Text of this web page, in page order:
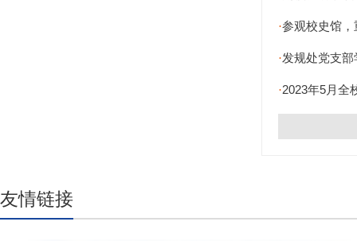
·参观校史馆
·发规处党支
·2023年5月全
友情链接